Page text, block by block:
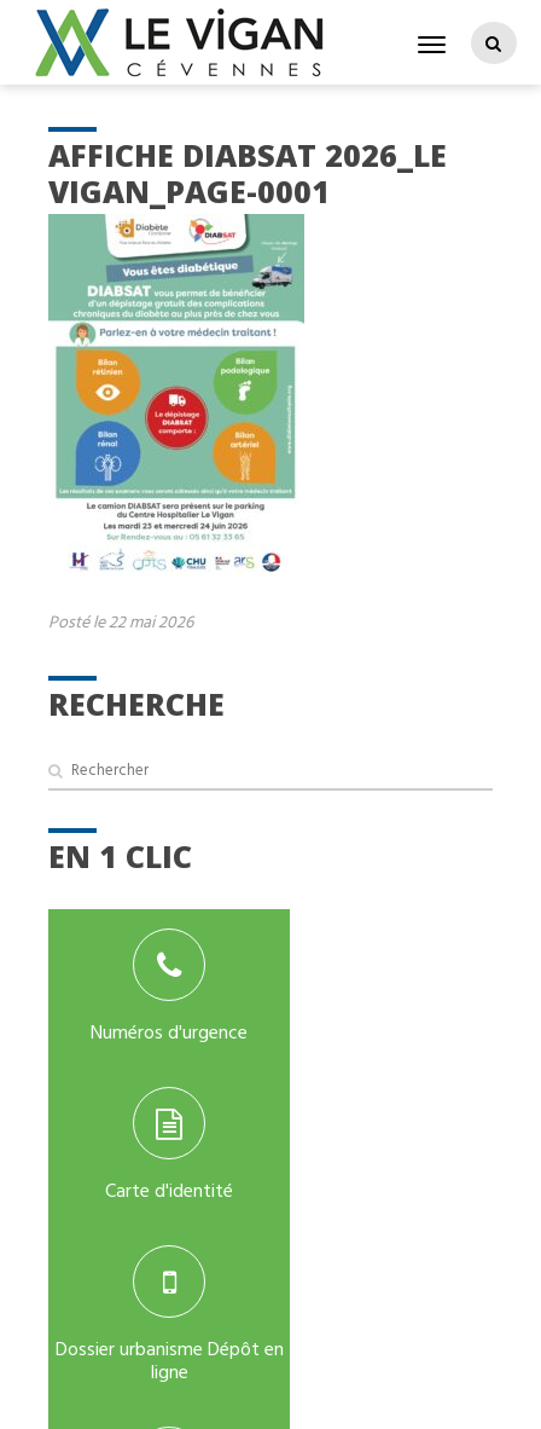
RECHERCHE
EN 1 CLIC
Numéros d'urgence
Carte d'identité
Dossier urbanisme Dépôt en
ligne
AFFICHE DIABSAT 2026_LE
VIGAN_PAGE-0001
Posté le 22 mai 2026